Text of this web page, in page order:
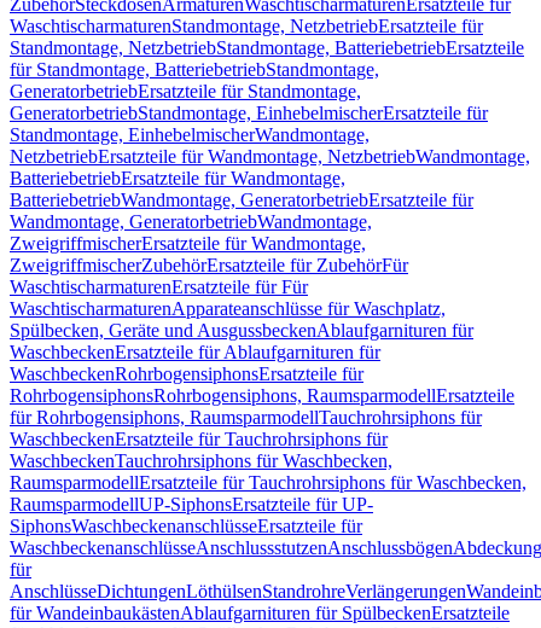
ZubehörSteckdosenArmaturenWaschtischarmaturen Ersatzteile für
WaschtischarmaturenStandmontage, NetzbetriebErsatzteile für
Standmontage, NetzbetriebStandmontage, BatteriebetriebErsatzteile
für Standmontage, BatteriebetriebStandmontage,
GeneratorbetriebErsatzteile für Standmontage,
GeneratorbetriebStandmontage, EinhebelmischerErsatzteile für
Standmontage, EinhebelmischerWandmontage,
NetzbetriebErsatzteile für Wandmontage, NetzbetriebWandmontage,
BatteriebetriebErsatzteile für Wandmontage,
BatteriebetriebWandmontage, GeneratorbetriebErsatzteile für
Wandmontage, GeneratorbetriebWandmontage,
ZweigriffmischerErsatzteile für Wandmontage,
ZweigriffmischerZubehörErsatzteile für ZubehörFür
WaschtischarmaturenErsatzteile für Für
WaschtischarmaturenApparateanschlüsse für Waschplatz,
Spülbecken, Geräte und AusgussbeckenAblaufgarnituren für
WaschbeckenErsatzteile für Ablaufgarnituren für
WaschbeckenRohrbogensiphonsErsatzteile für
RohrbogensiphonsRohrbogensiphons, RaumsparmodellErsatzteile
für Rohrbogensiphons, RaumsparmodellTauchrohrsiphons für
WaschbeckenErsatzteile für Tauchrohrsiphons für
WaschbeckenTauchrohrsiphons für Waschbecken,
RaumsparmodellErsatzteile für Tauchrohrsiphons für Waschbecken,
RaumsparmodellUP-SiphonsErsatzteile für UP-
SiphonsWaschbeckenanschlüsseErsatzteile für
WaschbeckenanschlüsseAnschlussstutzenAnschlussbögen
für
AnschlüsseDichtungenLöthülsenStandrohreVerlängerungen
für WandeinbaukästenAblaufgarnituren für SpülbeckenErsatzteile